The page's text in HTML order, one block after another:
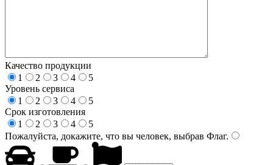
Качество продукции
1
2 3 4
5
Уровень сервиса
1
2 3 4
5
Срок изготовления
1
2 3 4
5
Пожалуйста, докажите, что вы человек, выбрав Флаг.